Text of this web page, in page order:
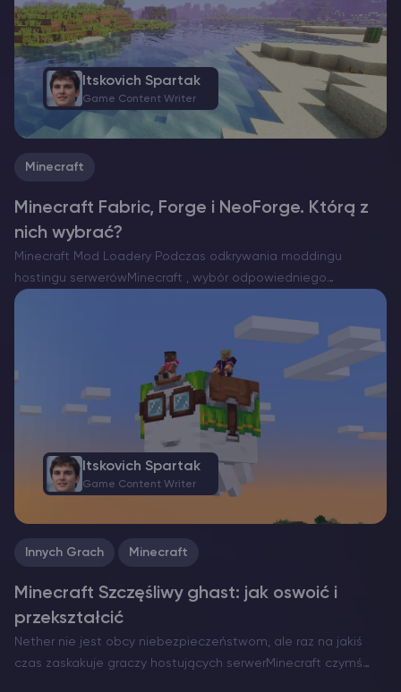
Minecraft
Minecraft Fabric, Forge i NeoForge. Którą z
nich wybrać?
Minecraft Mod Loadery Podczas odkrywania moddingu
hostingu serwerówMinecraft , wybór odpowiedniego
programu ładującego mody jest niezbędny. Obecnie istnieją
trzy znaczące opcje: Forge, Fabric i niedawno powstały
NeoForge. Każdy z nich ma swoje mocne strony i…
Itskovich Spartak
Game Content Writer
Innych Grach Minecraft
Minecraft Szczęśliwy ghast: jak oswoić i
przekształcić
Nether nie jest obcy niebezpieczeństwom, ale raz na jakiś
czas zaskakuje graczy hostujących serwerMinecraft czymś
Itskovich Spartak
Game Content Writer